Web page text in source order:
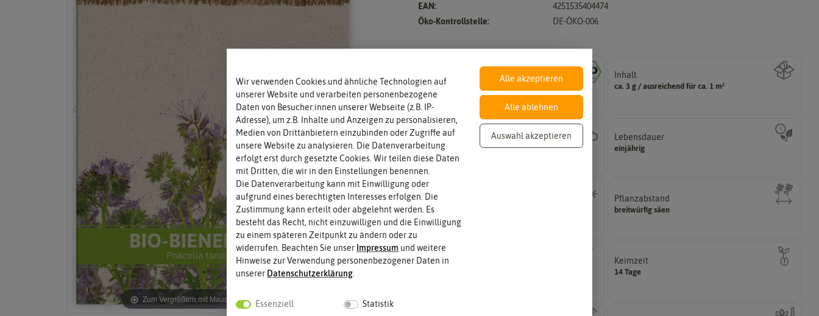
Zum Vergrößern mit Maus über das Bild fahren
EAN:
4251535404474
Öko-Kontrollstelle:
DE-ÖKO-006
nach EG Öko-Verordnung
Saatgut aus Betrieben, die nach den Richtlinien der
biologischen Landwirtschaft arbeiten.
Inhalt
ca. 3 g / ausreichend für ca. 1 m²
Wie viel ist enthalten
Standort
Sonnig / Halbschattig
Wie viel Licht benötigt die Pflanze? (schattig,
halbschattig, sonnig, vollsonnig)
Winterhart
nein
Pflanzen, die im Freien ohne Probleme überwintern
können.
Keimzeit
14 Tage
Wie lange dauert es, bis sich unter Idealbedingungen
das erste Keimblattpaar zeigt?
Keimtemperatur
Lebensdauer
einjährig
Pflanzen werden kategorisiert in: einjährig,
zweijährig oder mehrjährig.
Pflanzabstand
breitwürfig säen
Welchen Abstand sollten die Pflanzen voneinander
haben?
Wir verwenden Cookies und ähnliche Technologien auf
unserer Website und verarbeiten personenbezogene
Daten von Besucher:innen unserer Webseite (z.B. IP-
Adresse), um z.B. Inhalte und Anzeigen zu personalisieren,
Medien von Drittanbietern einzubinden oder Zugriffe auf
unsere Website zu analysieren. Die Datenverarbeitung
erfolgt erst durch gesetzte Cookies. Wir teilen diese Daten
mit Dritten, die wir in den Einstellungen benennen.
Die Datenverarbeitung kann mit Einwilligung oder
aufgrund eines berechtigten Interesses erfolgen. Die
Zustimmung kann erteilt oder abgelehnt werden. Es
besteht das Recht, nicht einzuwilligen und die Einwilligung
zu einem späteren Zeitpunkt zu ändern oder zu
widerrufen. Beachten Sie unser Impressum und weitere
Hinweise zur Verwendung personenbezogener Daten in
unserer Daten­schutz­erklärung.
Essenziell Statistik
Alle akzeptieren
Alle ablehnen
Auswahl akzeptieren